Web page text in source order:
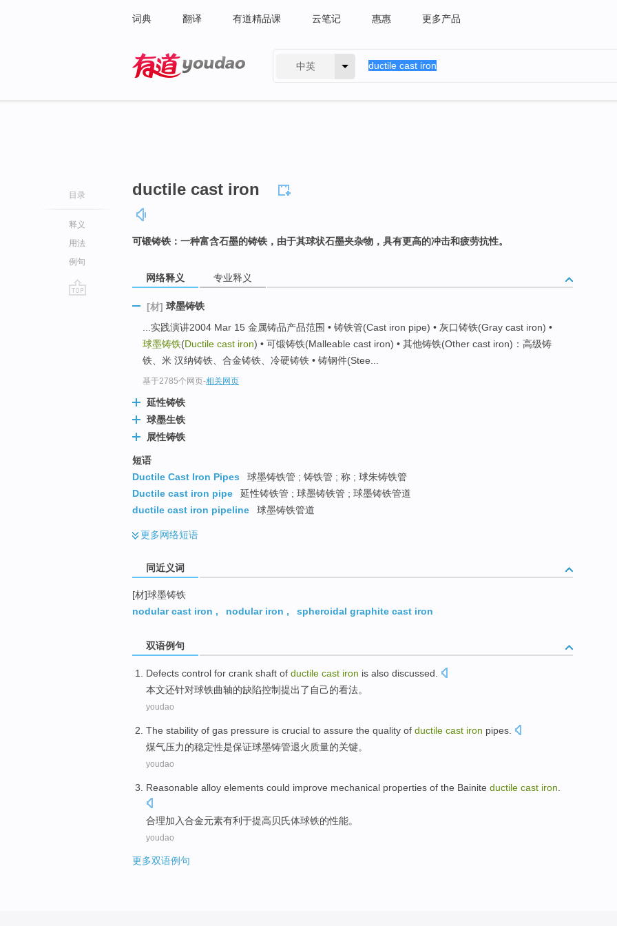
词典 翻译 有道精品课 云笔记 惠惠 更多产品
中英
目录
释义
用法
例句
ductile cast iron
可锻铸铁：一种富含石墨的铸铁，由于其球状石墨夹杂物，具有更高的冲击和疲劳抗性。
网络释义 专业释义
[材] 球墨铸铁
...实践演讲2004 Mar 15 金属铸品产品范围 • 铸铁管(Cast iron pipe) • 灰口铸铁(Gray cast iron) •
球墨铸铁(Ductile cast iron) • 可锻铸铁(Malleable cast iron) • 其他铸铁(Other cast iron)：高级铸
铁、米 汉纳铸铁、合金铸铁、冷硬铸铁 • 铸钢件(Stee...
基于2785个网页-相关网页
延性铸铁
球墨生铁
展性铸铁
短语
Ductile Cast Iron Pipes
球墨铸铁管 ; 铸铁管 ; 称 ; 球朱铸铁管
Ductile cast iron pipe
延性铸铁管 ; 球墨铸铁管 ; 球墨铸铁管道
ductile cast iron pipeline
球墨铸铁管道
更多网络短语
同近义词
[材]球墨铸铁
nodular cast iron , nodular iron , spheroidal graphite cast iron
双语例句
Defects control for crank shaft of ductile cast iron is also discussed.
本文还针对球铁曲轴的缺陷控制提出了自己的看法。
youdao
The stability of gas pressure is crucial to assure the quality of ductile cast iron pipes.
煤气压力的稳定性是保证球墨铸管退火 质量的关键。
youdao
Reasonable alloy elements could improve mechanical properties of the Bainite ductile cast iron
合理加入合金元素有利于提高贝氏体球铁的性能。
youdao
更多双语例句